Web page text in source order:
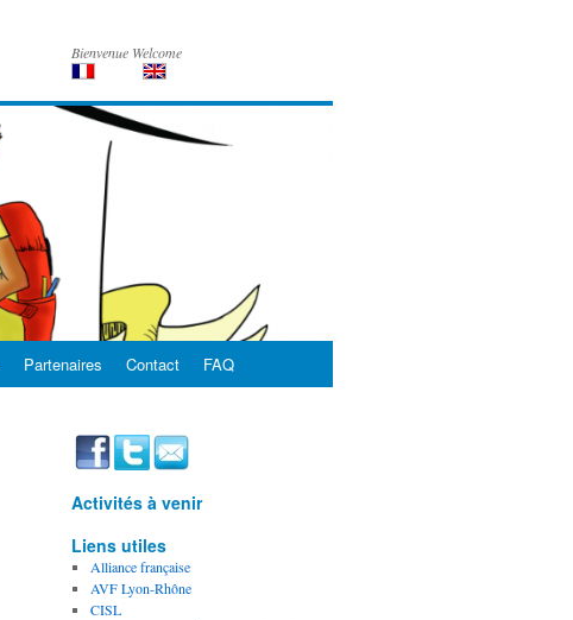
Bienvenue Welcome
Partenaires Contact FAQ
Activités à venir
Liens utiles
Alliance française
AVF Lyon-Rhône
CISL